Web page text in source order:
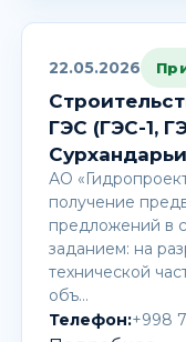
22.05.2026
ГЭС (ГЭС-1,
АО
получение
предложений в
заданием: на
технической
объ…
Телефон:+998